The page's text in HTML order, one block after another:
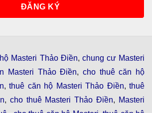
Masteri Thảo Điền, chung cư Masteri
Masteri Thảo Điền, cho thuê căn hộ
,thuê căn hộ Masteri Thảo Điền,thuê
, cho thuê Masteri Thảo Điền, Masteri